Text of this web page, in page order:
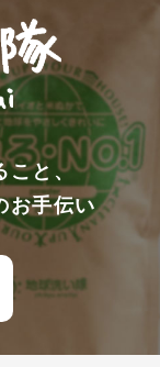
こと、
お手伝い